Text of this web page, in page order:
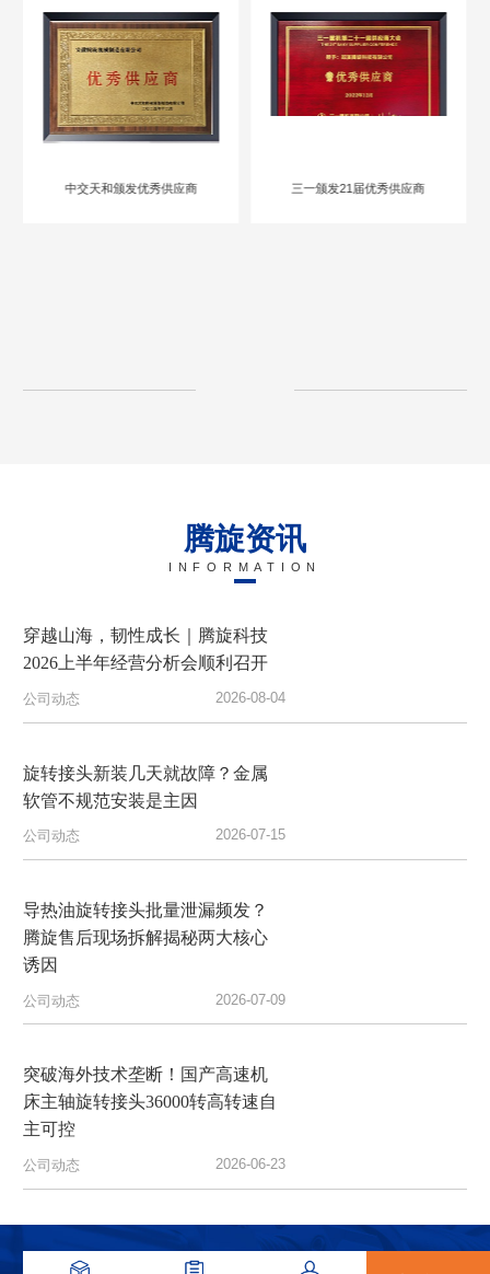
中交天和颁发优秀供应商 三一颁发21届优秀供应商
腾旋资讯
INFORMATION
穿越山海，韧性成长｜腾旋科技
2026上半年经营分析会顺利召开
公司动态 2026-08-04
旋转接头新装几天就故障？金属
软管不规范安装是主因
公司动态 2026-07-15
导热油旋转接头批量泄漏频发？
腾旋售后现场拆解揭秘两大核心
诱因
公司动态 2026-07-09
突破海外技术垄断！国产高速机
床主轴旋转接头36000转高转速自
主可控
公司动态 2026-06-23